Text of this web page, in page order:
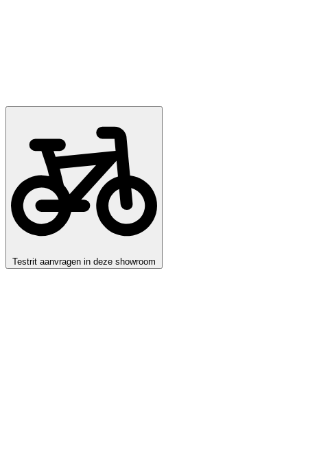
Testrit aanvragen in deze showroom